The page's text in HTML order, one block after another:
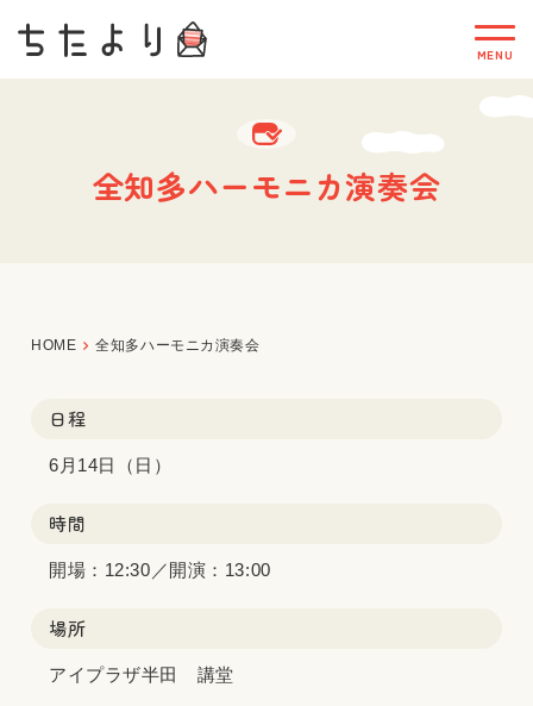
全知多ハーモニカ演奏会
HOME 全知多ハーモニカ演奏会
日程
6月14日（日）
時間
開場：12:30／開演：13:00
場所
アイプラザ半田 講堂